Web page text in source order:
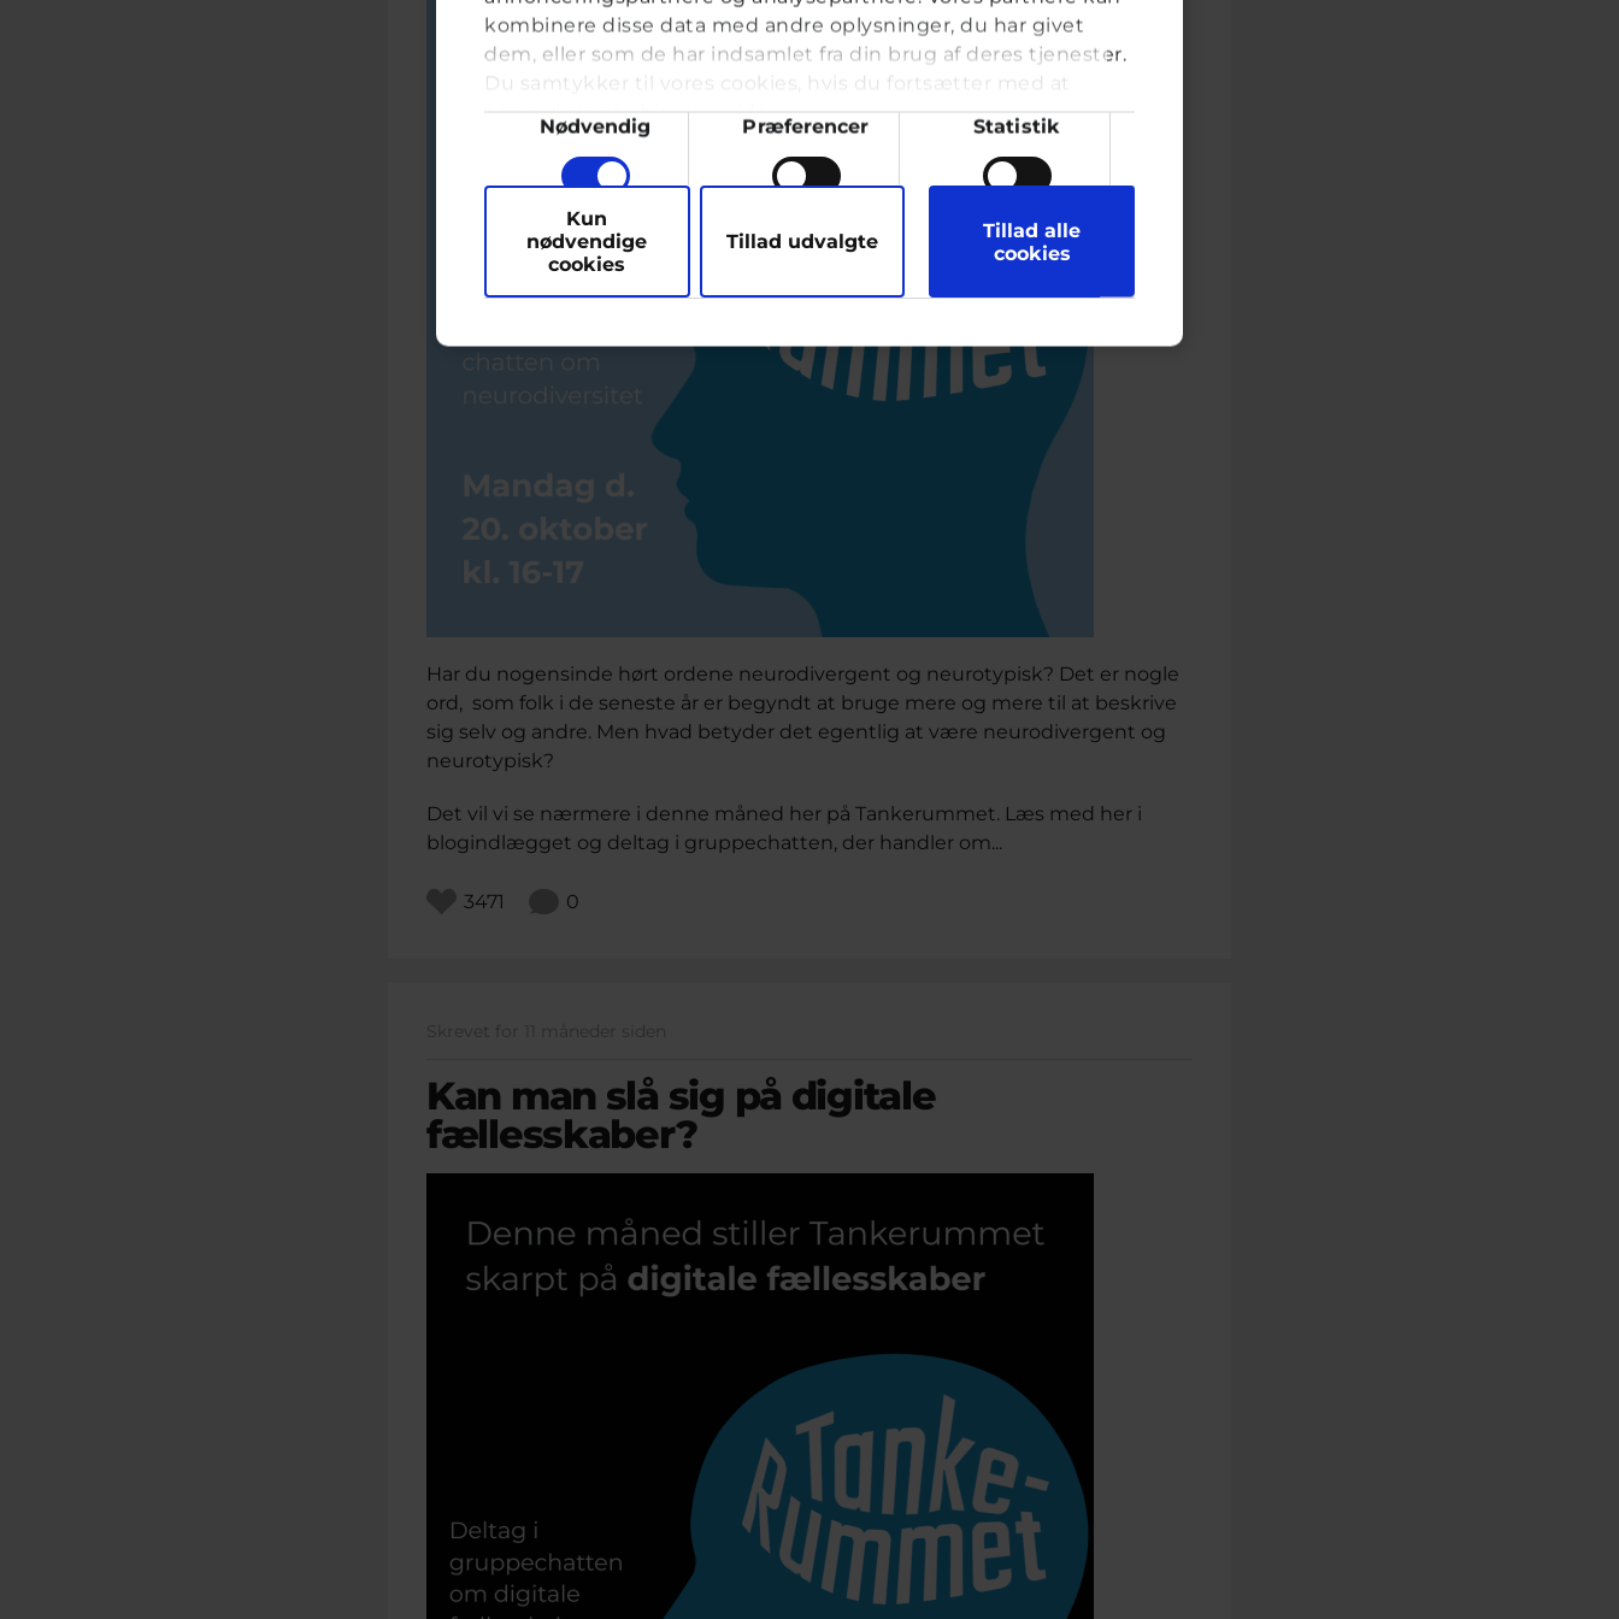
kombinere disse data med andre oplysninger, du har givet
dem, eller som de har indsamlet fra din brug af deres tjenester.
Du samtykker til vores cookies, hvis du fortsætter med at
anvende vores hjemmeside.
Samtykkevalg
Nødvendig Præferencer Statistik
Marketing
Kun
nødvendige
cookies
Tillad udvalgte
Tillad alle
cookies
Har du nogensinde hørt ordene neurodivergent og neurotypisk? Det er nogle
ord, som folk i de seneste år er begyndt at bruge mere og mere til at beskrive
sig selv og andre. Men hvad betyder det egentlig at være neurodivergent og
neurotypisk?
Det vil vi se nærmere i denne måned her på Tankerummet. Læs med her i
blogindlægget og deltag i gruppechatten, der handler om...
3471 0
Skrevet for 11 måneder siden
Kan man slå sig på digitale
fællesskaber?